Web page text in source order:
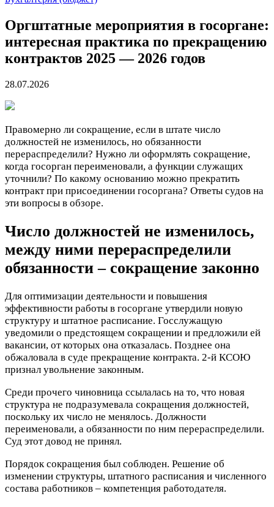
Оргштатные мероприятия в госоргане:
интересная практика по прекращению
контрактов 2025 — 2026 годов
28.07.2026
Правомерно ли сокращение, если в штате число
должностей не изменилось, но обязанности
перераспределили? Нужно ли оформлять сокращение,
когда госорган переименовали, а функции служащих
уточнили? По какому основанию можно прекратить
контракт при присоединении госоргана? Ответы судов на
эти вопросы в обзоре.
Число должностей не изменилось,
между ними перераспределили
обязанности – сокращение законно
Для оптимизации деятельности и повышения
эффективности работы в госоргане утвердили новую
структуру и штатное расписание. Госслужащую
уведомили о предстоящем сокращении и предложили ей
вакансии, от которых она отказалась. Позднее она
обжаловала в суде прекращение контракта. 2-й КСОЮ
признал увольнение законным.
Среди прочего чиновница ссылалась на то, что новая
структура не подразумевала сокращения должностей,
поскольку их число не менялось. Должности
переименовали, а обязанности по ним перераспределили.
Суд этот довод не принял.
Порядок сокращения был соблюден. Решение об
изменении структуры, штатного расписания и численного
состава работников – компетенция работодателя.